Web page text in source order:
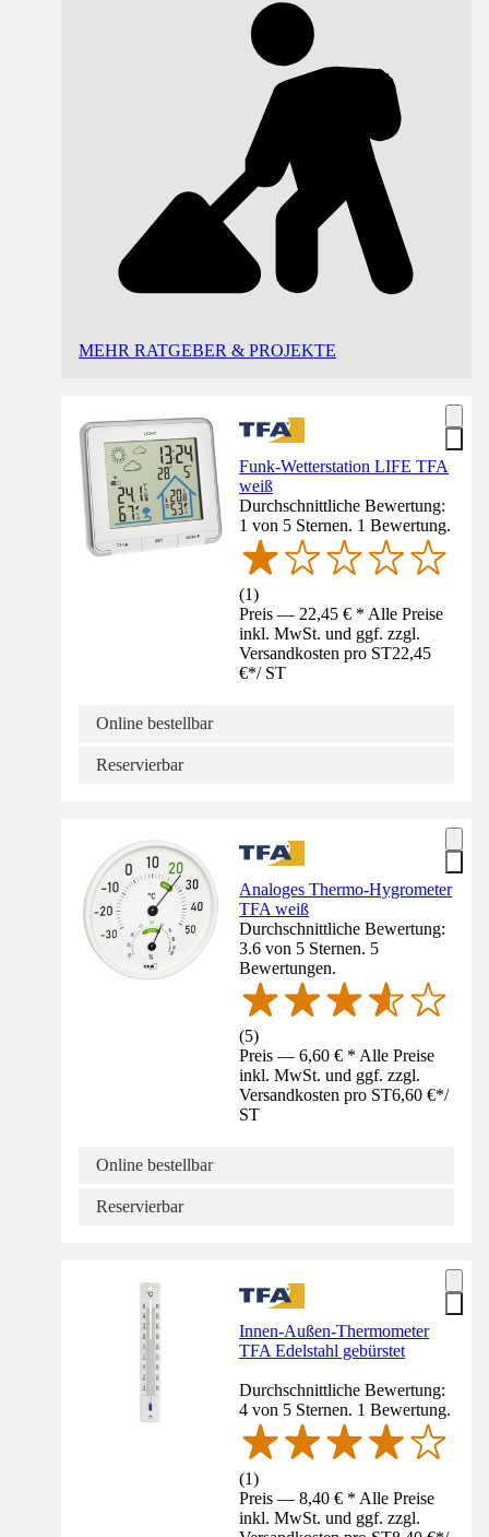
MEHR RATGEBER & PROJEKTE
Funk-Wetterstation LIFE TFA
weiß
Durchschnittliche Bewertung:
1 von 5 Sternen. 1 Bewertung.
(1)
Preis — 22,45 € * Alle Preise
inkl. MwSt. und ggf. zzgl.
Versandkosten pro ST22,45
€*/ ST
Online bestellbar
Reservierbar
Analoges Thermo-Hygrometer
TFA weiß
Durchschnittliche Bewertung:
3.6 von 5 Sternen. 5
Bewertungen.
(5)
Preis — 6,60 € * Alle Preise
inkl. MwSt. und ggf. zzgl.
Versandkosten pro ST6,60 €*/
ST
Online bestellbar
Reservierbar
Innen-Außen-Thermometer
TFA Edelstahl gebürstet
Durchschnittliche Bewertung:
4 von 5 Sternen. 1 Bewertung.
(1)
Preis — 8,40 € * Alle Preise
inkl. MwSt. und ggf. zzgl.